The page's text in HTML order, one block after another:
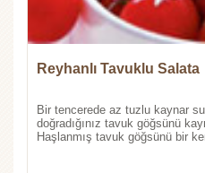
Reyhanlı Tavuklu Salata
Bir tencerede az tuzlu kaynar su
doğradığınız tavuk göğsünü
Haşlanmış tavuk göğsünü bir